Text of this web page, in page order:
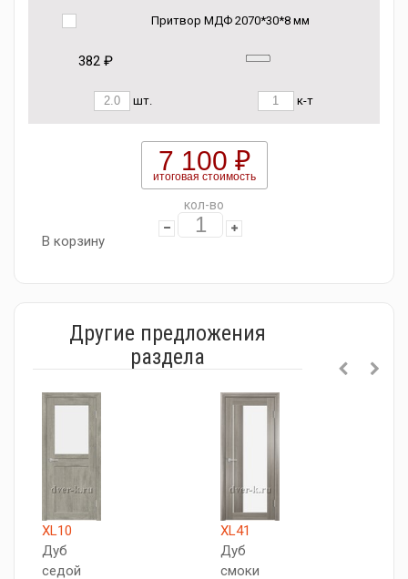
Притвор МДФ 2070*30*8 мм
382 ₽
шт. к-т
7 100 ₽
итоговая стоимость
кол-во
В корзину
Другие предложения
раздела
XL10
Дуб
седой
XL41
Дуб
смоки